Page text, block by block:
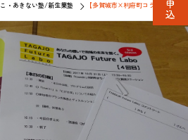
こ・あきない塾/新生業塾 【多賀城市×利府町コラボ企画】